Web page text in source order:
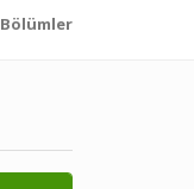
Bölümler